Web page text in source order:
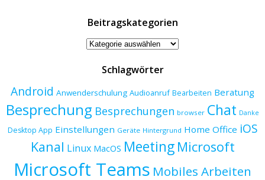
Beitragskategorien
Beitragskategorien
Schlagwörter
Android Anwenderschulung Audioanruf Bearbeiten Beratung
Besprechung Besprechungen browser Chat Danke
Desktop App Einstellungen Geräte Hintergrund Home Office iOS
Kanal Linux MacOS Meeting Microsoft
Microsoft Teams Mobiles Arbeiten